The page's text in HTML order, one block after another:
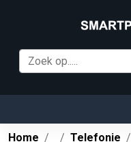
Home Telefonie